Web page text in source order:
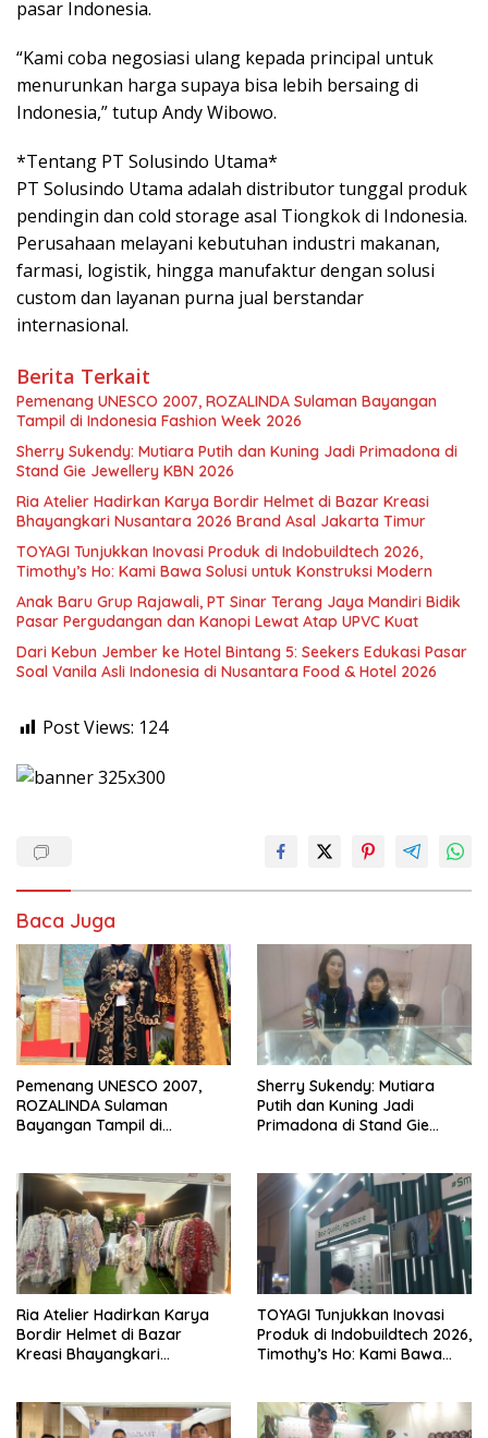
pasar Indonesia.
“Kami coba negosiasi ulang kepada principal untuk
menurunkan harga supaya bisa lebih bersaing di
Indonesia,” tutup Andy Wibowo.
*Tentang PT Solusindo Utama*
PT Solusindo Utama adalah distributor tunggal produk
pendingin dan cold storage asal Tiongkok di Indonesia.
Perusahaan melayani kebutuhan industri makanan,
farmasi, logistik, hingga manufaktur dengan solusi
custom dan layanan purna jual berstandar
internasional.
Berita Terkait
Pemenang UNESCO 2007, ROZALINDA Sulaman Bayangan
Tampil di Indonesia Fashion Week 2026
Sherry Sukendy: Mutiara Putih dan Kuning Jadi Primadona di
Stand Gie Jewellery KBN 2026
Ria Atelier Hadirkan Karya Bordir Helmet di Bazar Kreasi
Bhayangkari Nusantara 2026 Brand Asal Jakarta Timur
TOYAGI Tunjukkan Inovasi Produk di Indobuildtech 2026,
Timothy’s Ho: Kami Bawa Solusi untuk Konstruksi Modern
Anak Baru Grup Rajawali, PT Sinar Terang Jaya Mandiri Bidik
Pasar Pergudangan dan Kanopi Lewat Atap UPVC Kuat
Dari Kebun Jember ke Hotel Bintang 5: Seekers Edukasi Pasar
Soal Vanila Asli Indonesia di Nusantara Food & Hotel 2026
Post Views: 124
Baca Juga
Pemenang UNESCO 2007,
ROZALINDA Sulaman
Bayangan Tampil di
Sherry Sukendy: Mutiara
Putih dan Kuning Jadi
Primadona di Stand Gie
Ria Atelier Hadirkan Karya
Bordir Helmet di Bazar
Kreasi Bhayangkari
TOYAGI Tunjukkan Inovasi
Produk di Indobuildtech 2026,
Timothy’s Ho: Kami Bawa